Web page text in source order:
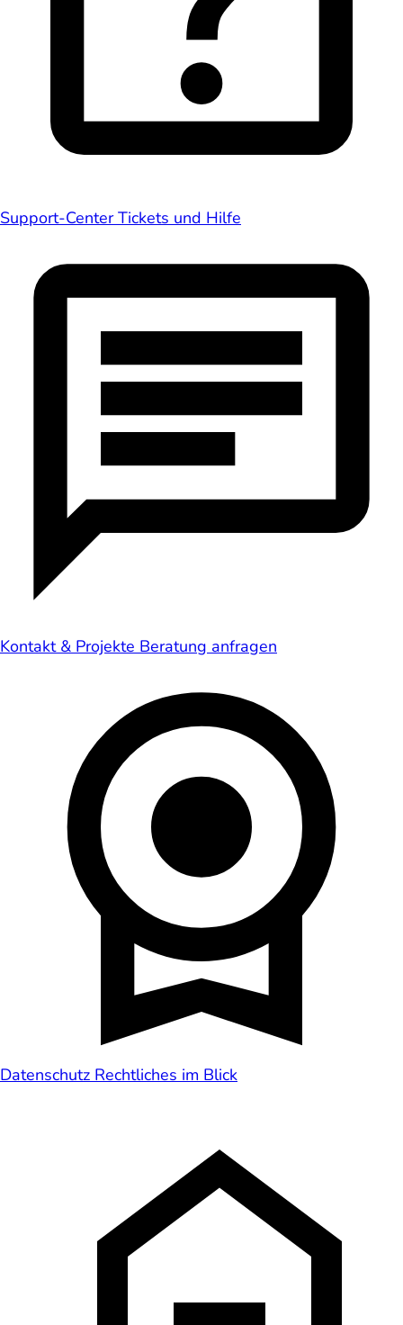
Support-Center Tickets und Hilfe
Kontakt & Projekte Beratung anfragen
Datenschutz Rechtliches im Blick